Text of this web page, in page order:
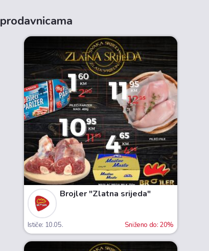
prodavnicama
Brojler "Zlatna srijeda"
Ističe: 10.05. Sniženo do: 20%